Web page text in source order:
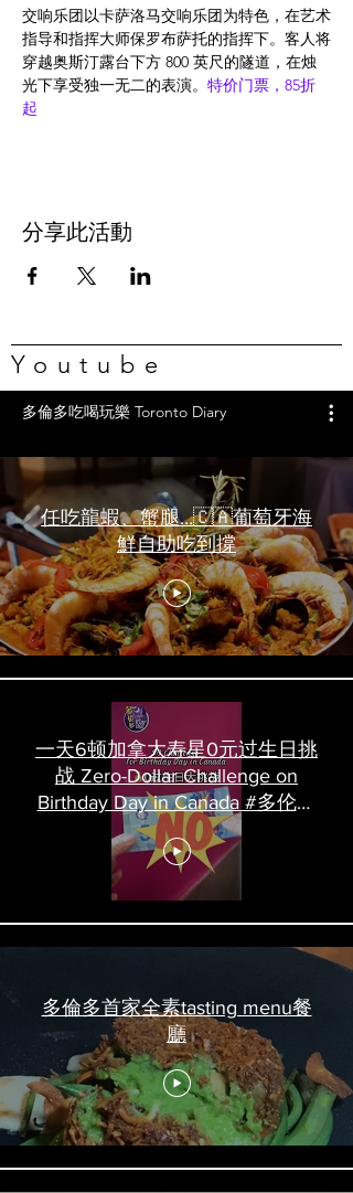
交响乐团以卡萨洛马交响乐团为特色，在艺术
指导和指挥大师保罗布萨托的指挥下。客人将
穿越奥斯汀露台下方 800 英尺的隧道，在烛
光下享受独一无二的表演。 特价门票，85折
起
分享此活動
Youtube
多倫多吃喝玩樂 Toronto Diary
任吃龍蝦、蟹腿…🇨🇦葡萄牙海
鮮自助吃到撐
一天6顿加拿大寿星0元过生日挑
战 Zero-Dollar Challenge on
Birthday Day in Canada #多伦多
吃喝玩乐 #多伦多美食
#torontofood
多倫多首家全素tasting menu餐
廳